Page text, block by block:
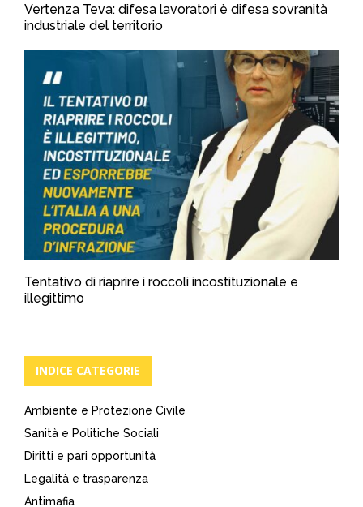
Vertenza Teva: difesa lavoratori è difesa sovranità
industriale del territorio
Tentativo di riaprire i roccoli incostituzionale e
illegittimo
INDICE CATEGORIE
Ambiente e Protezione Civile
Sanità e Politiche Sociali
Diritti e pari opportunità
Legalità e trasparenza
Antimafia